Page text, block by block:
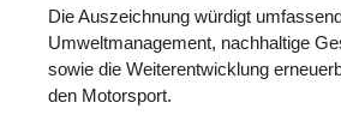
Die Auszeichnung würdigt
Umweltmanagement, nachhaltige
sowie die Weiterentwicklung
den Motorsport.